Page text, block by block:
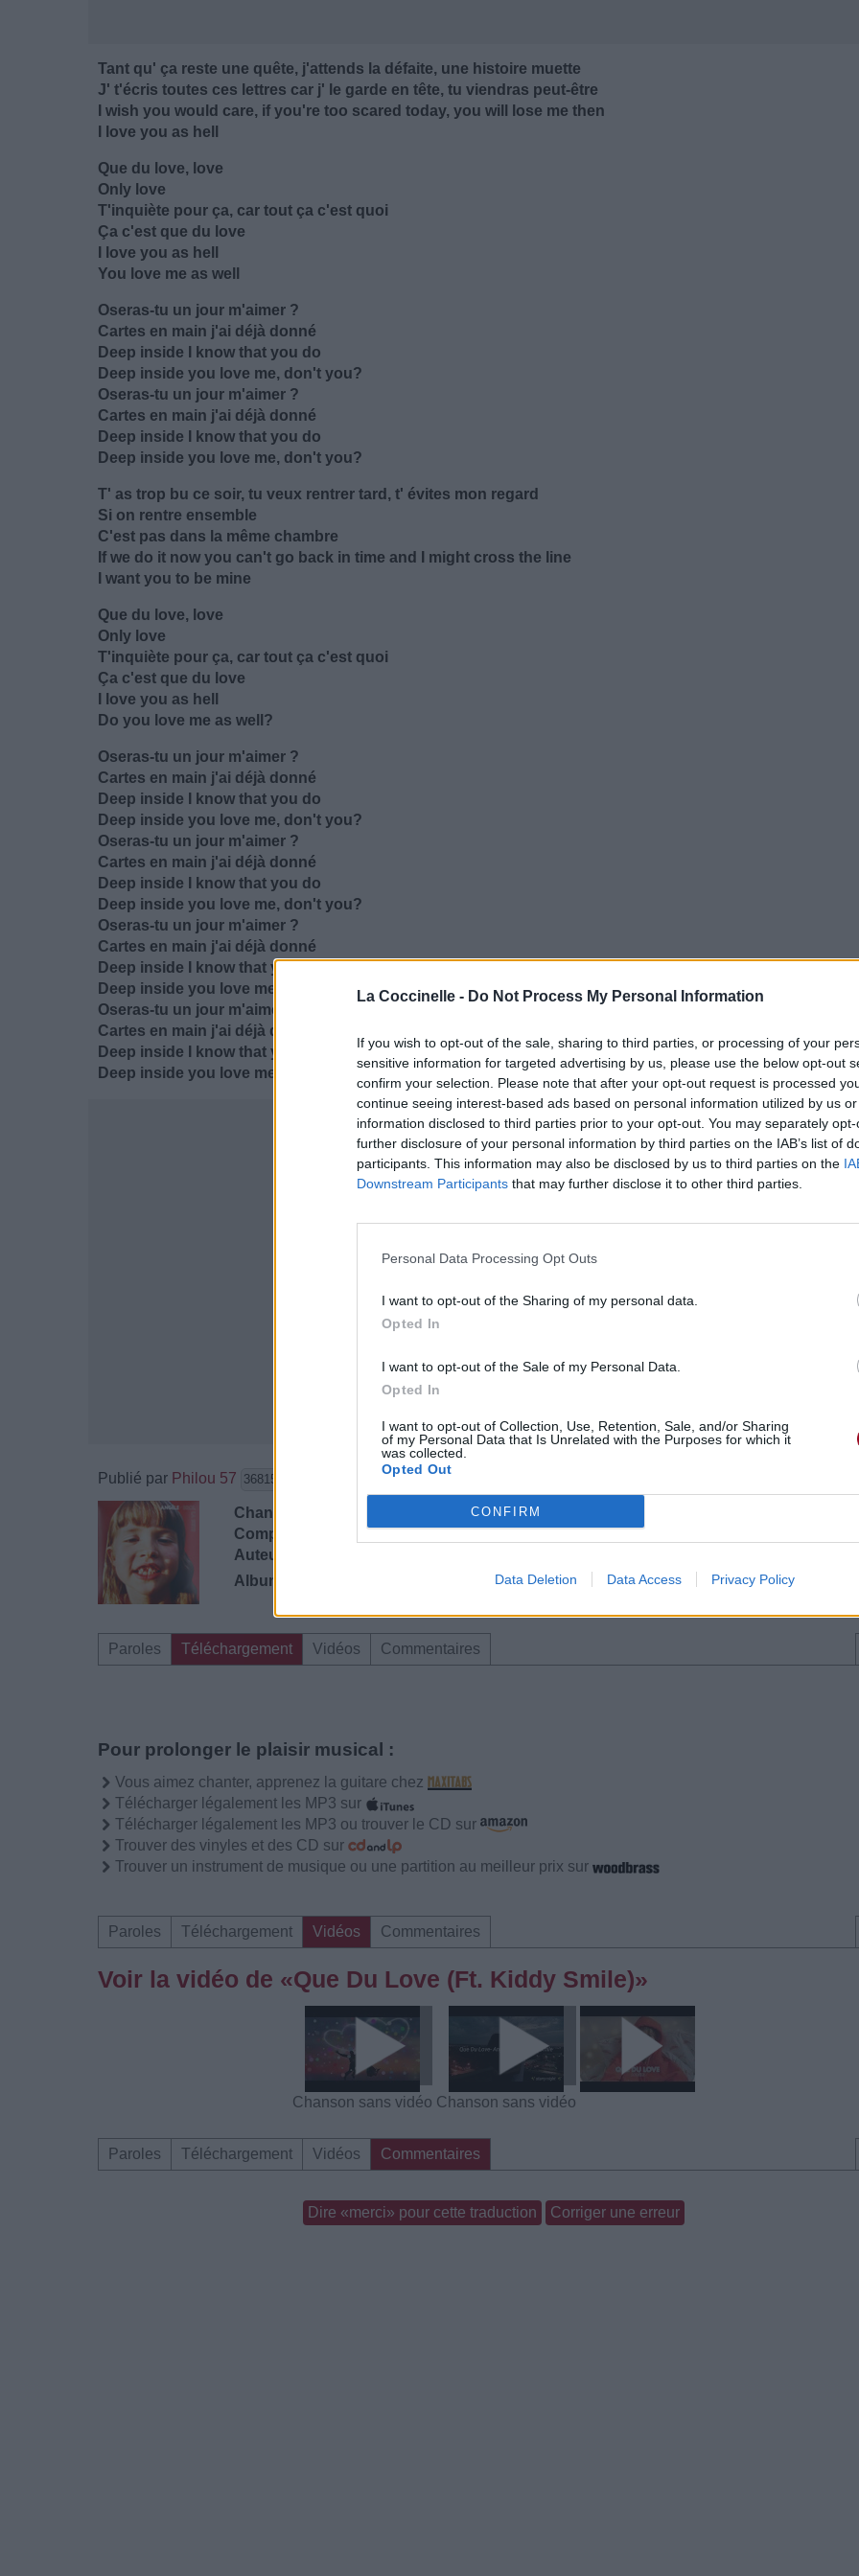
La Coccinelle - Do Not Process My Personal Information
If you wish to opt-out of the sale, sharing to third parties, or processing of your
sensitive information for targeted advertising by us, please use the below opt-out
confirm your selection. Please note that after your opt-out request is processed
continue seeing interest-based ads based on personal information utilized by us
information disclosed to third parties prior to your opt-out. You may separately
further disclosure of your personal information by third parties on the IAB’s list of
participants. This information may also be disclosed by us to third parties on the
Downstream Participants that may further disclose it to other third parties.
Personal Data Processing Opt Outs
I want to opt-out of the Sharing of my personal data.
Opted In
I want to opt-out of the Sale of my Personal Data.
Opted In
I want to opt-out of Collection, Use, Retention, Sale, and/or Sharing
of my Personal Data that Is Unrelated with the Purposes for which it
was collected.
Opted Out
CONFIRM
Data Deletion Data Access Privacy Policy
Tant qu' ça reste une quête, j'attends la défaite, une histoire muette
J' t'écris toutes ces lettres car j' le garde en tête, tu viendras peut-être
I wish you would care, if you're too scared today, you will lose me then
I love you as hell
Que du love, love
Only love
T'inquiète pour ça, car tout ça c'est quoi
Ça c'est que du love
I love you as hell
You love me as well
Oseras-tu un jour m'aimer ?
Cartes en main j'ai déjà donné
Deep inside I know that you do
Deep inside you love me, don't you?
Oseras-tu un jour m'aimer ?
Cartes en main j'ai déjà donné
Deep inside I know that you do
Deep inside you love me, don't you?
T' as trop bu ce soir, tu veux rentrer tard, t' évites mon regard
Si on rentre ensemble
C'est pas dans la même chambre
If we do it now you can't go back in time and I might cross the line
I want you to be mine
Que du love, love
Only love
T'inquiète pour ça, car tout ça c'est quoi
Ça c'est que du love
I love you as hell
Do you love me as well?
Oseras-tu un jour m'aimer ?
Cartes en main j'ai déjà donné
Deep inside I know that you do
Deep inside you love me, don't you?
Oseras-tu un jour m'aimer ?
Cartes en main j'ai déjà donné
Deep inside I know that you do
Deep inside you love me, don't you?
Oseras-tu un jour m'aimer ?
Cartes en main j'ai déjà donné
Deep inside I know that you do
Deep inside you love me, don't you?
Oseras-tu un jour m'aimer ?
Cartes en main j'ai déjà donné
Deep inside I know that you do
Deep inside you love me, don't you?
Publié par Philou 57 36815 le 12 avril 2023 à 18h26.
Chanteurs :
Compositeurs :
Angèle
Auteurs :
Albums :
Paroles Téléchargement Vidéos Commentaires
Pour prolonger le plaisir musical :
Vous aimez chanter, apprenez la guitare chez
Télécharger légalement les MP3 sur
Télécharger légalement les MP3 ou trouver le CD sur
Trouver des vinyles et des CD sur
Trouver un instrument de musique ou une partition au meilleur prix sur
Paroles Téléchargement Vidéos Commentaires
Voir la vidéo de «Que Du Love (Ft. Kiddy Smile)»
Chanson sans vidéo Chanson sans vidéo
Paroles Téléchargement Vidéos Commentaires
Dire «merci» pour cette traduction Corriger une erreur